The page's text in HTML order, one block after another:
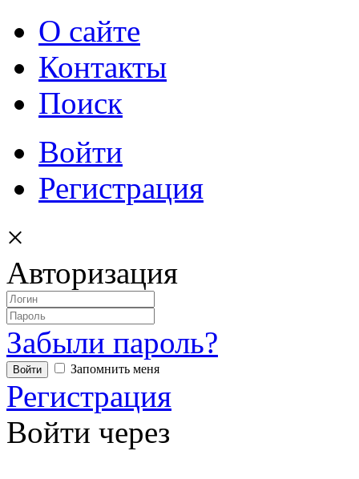
О сайте
Контакты
Поиск
Войти
Регистрация
×
Авторизация
Забыли пароль?
Запомнить меня
Регистрация
Войти через